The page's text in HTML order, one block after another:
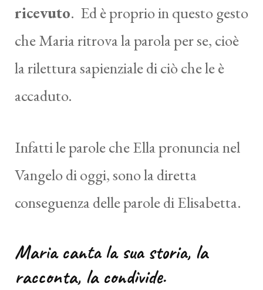
ricevuto. Ed è proprio in questo gesto
che Maria ritrova la parola per se, cioè
la rilettura sapienziale di ciò che le è
accaduto.
Infatti le parole che Ella pronuncia nel
Vangelo di oggi, sono la diretta
conseguenza delle parole di Elisabetta.
Maria canta la sua storia, la
racconta, la condivide.